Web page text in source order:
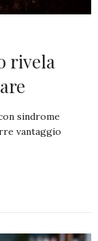
rivela
sindrome
vantaggio